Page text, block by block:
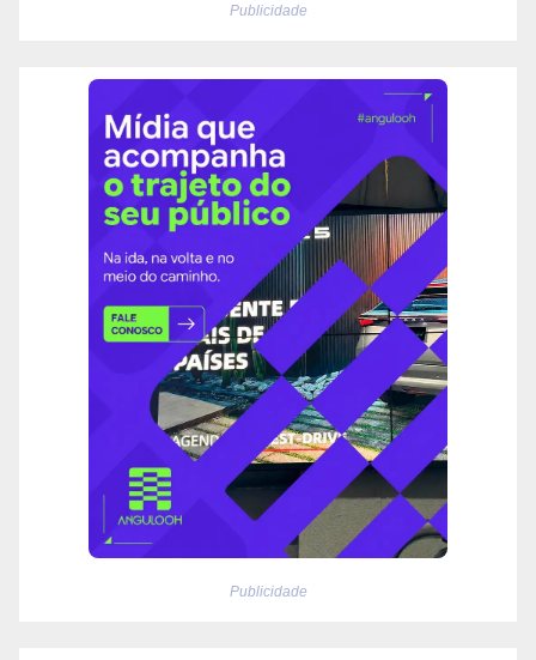
Publicidade
Publicidade